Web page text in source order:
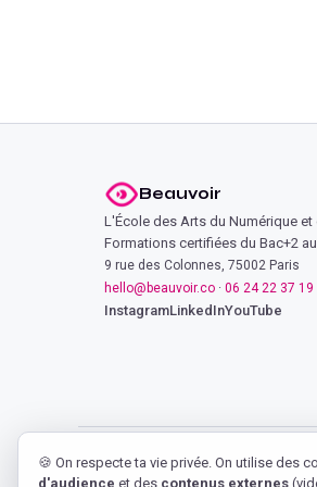
Beauvoir
L'École des Arts du Numérique et
Formations certifiées du Bac+2
9 rue des Colonnes, 75002 Paris
hello@beauvoir.co · 06 24 22 37 19
InstagramLinkedInYouTube
🍪 On respecte ta vie privée. On utilise des
d'audience et des contenus externes